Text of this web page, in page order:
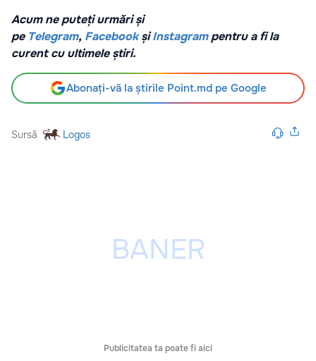
Acum ne puteți urmări și
pe Telegram, FacebookșiInstagrampentru a fi la
curent cu ultimele știri.
Abonați-vă la știrile Point.md pe Google
Sursă Logos
Publicitatea ta poate fi aici